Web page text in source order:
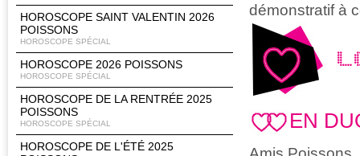
HOROSCOPE SAINT VALENTIN 2026
POISSONS
HOROSCOPE SPÉCIAL
HOROSCOPE 2026 POISSONS
HOROSCOPE SPÉCIAL
HOROSCOPE DE LA RENTRÉE 2025
POISSONS
HOROSCOPE SPÉCIAL
HOROSCOPE DE L'ÉTÉ 2025
démonstratif à
EN